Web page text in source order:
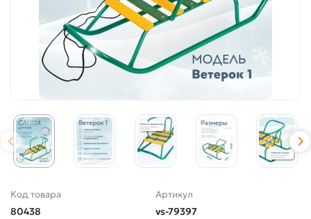
Код товара
80438
Артикул
vs-79397